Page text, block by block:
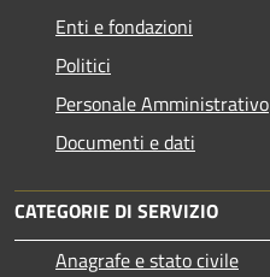
Enti e fondazioni
Politici
Personale Amministrativo
Documenti e dati
CATEGORIE DI SERVIZIO
Anagrafe e stato civile